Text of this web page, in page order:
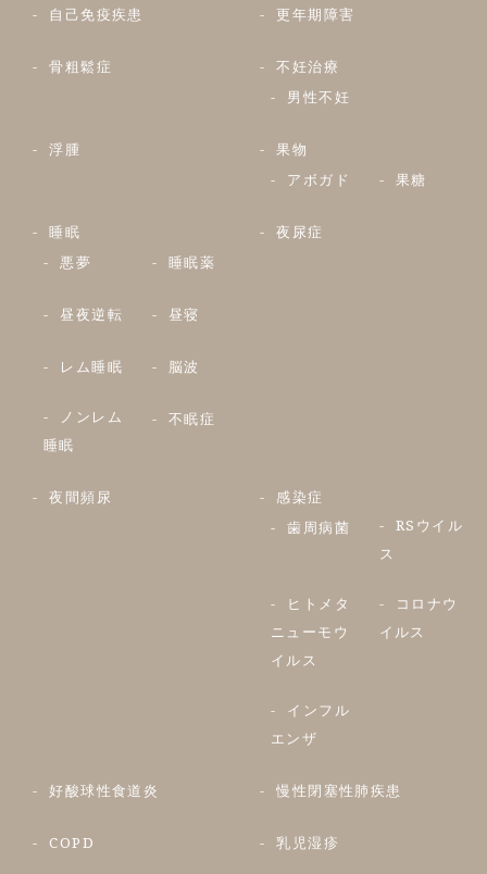
自己免疫疾患 更年期障害
骨粗鬆症
不妊治療
男性不妊
浮腫
果物
アボガド
果糖
睡眠
悪夢
睡眠薬
昼夜逆転 昼寝
レム睡眠 脳波
ノンレム
睡眠
不眠症
夜尿症
夜間頻尿
感染症
歯周病菌
RSウイル
ス
ヒトメタ
ニューモウ
イルス
コロナウ
イルス
インフル
エンザ
好酸球性食道炎 慢性閉塞性肺疾患
COPD 乳児湿疹